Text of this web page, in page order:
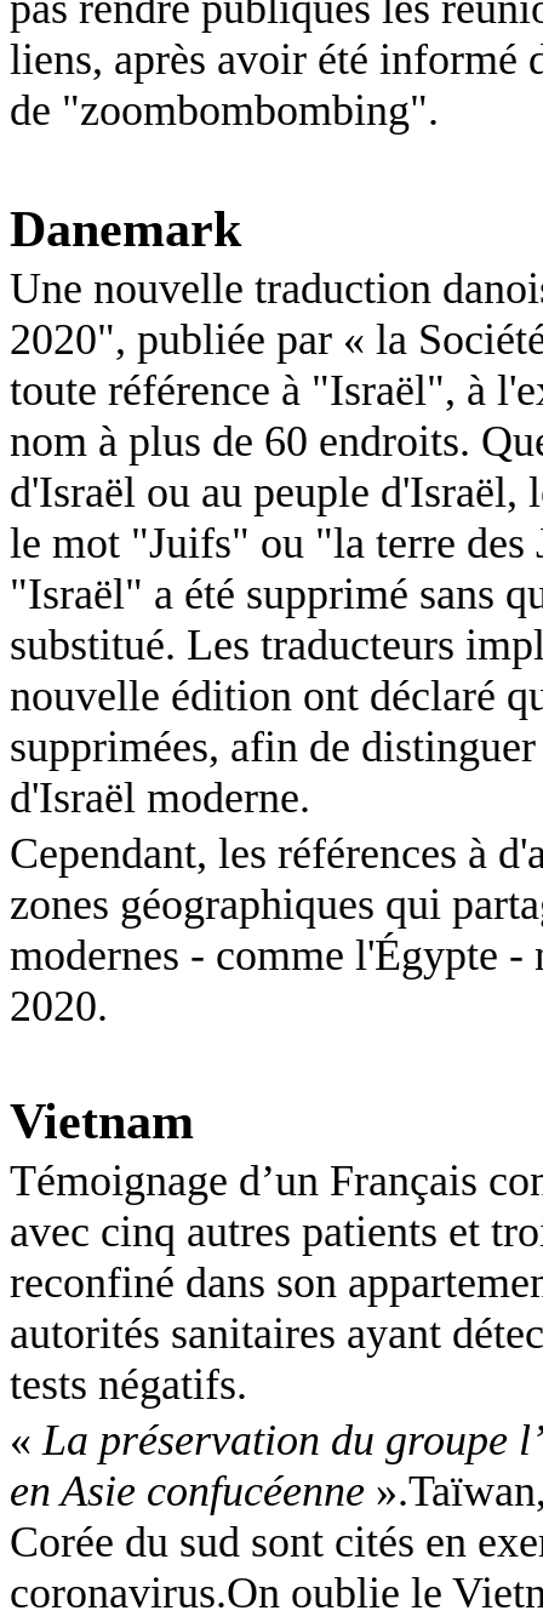
liens, après avoir été informé
de "zoombombombing".
Danemark
Une nouvelle traduction
2020", publiée par « la
toute référence à "Israël", à
nom à plus de 60 endroits.
d'Israël ou au peuple d'Israël,
le mot "Juifs" ou "la terre des
"Israël" a été supprimé sans
substitué. Les traducteurs
nouvelle édition ont déclaré
supprimées, afin de
d'Israël moderne.
Cependant, les références à
zones géographiques qui
modernes - comme l'Égypte -
2020.
Vietnam
Témoignage d’un Français
avec cinq autres patients et
reconfiné dans son
autorités sanitaires ayant
tests négatifs.
« La préservation du groupe
en Asie confucéenne
Corée du sud sont cités en
coronavirus.On oublie le